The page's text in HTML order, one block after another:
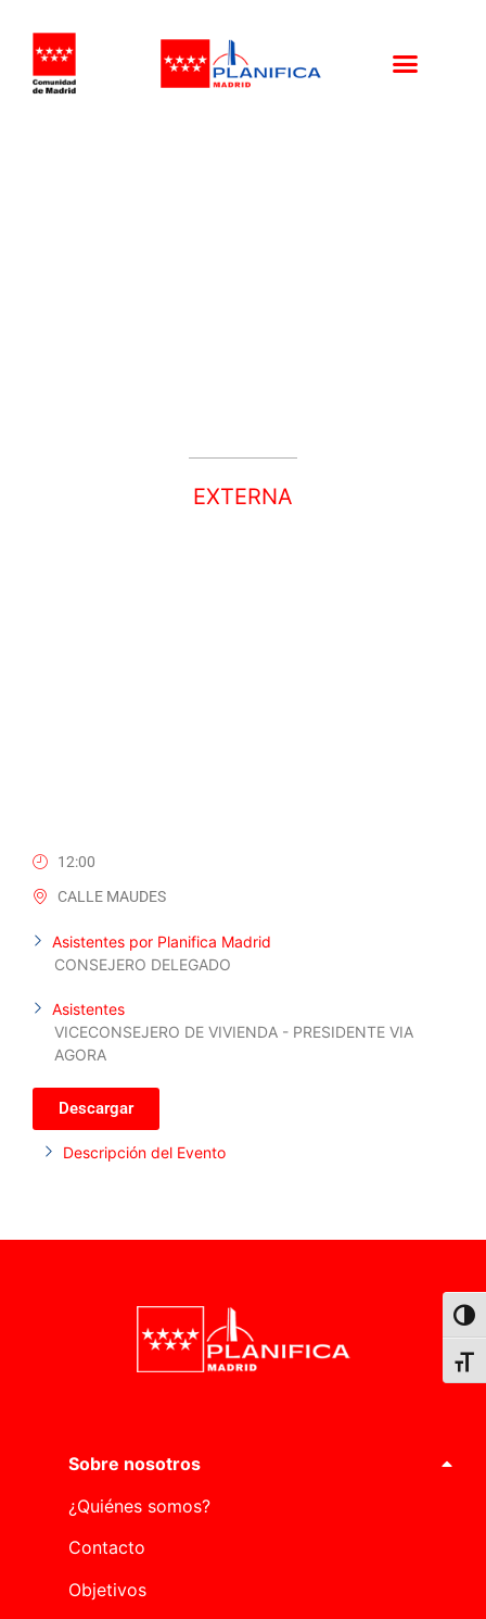
EXTERNA
12:00
CALLE MAUDES
Asistentes por Planifica Madrid
CONSEJERO DELEGADO
Asistentes
VICECONSEJERO DE VIVIENDA - PRESIDENTE VIA
AGORA
Descargar
Descripción del Evento
Sobre nosotros
¿Quiénes somos?
Contacto
Objetivos